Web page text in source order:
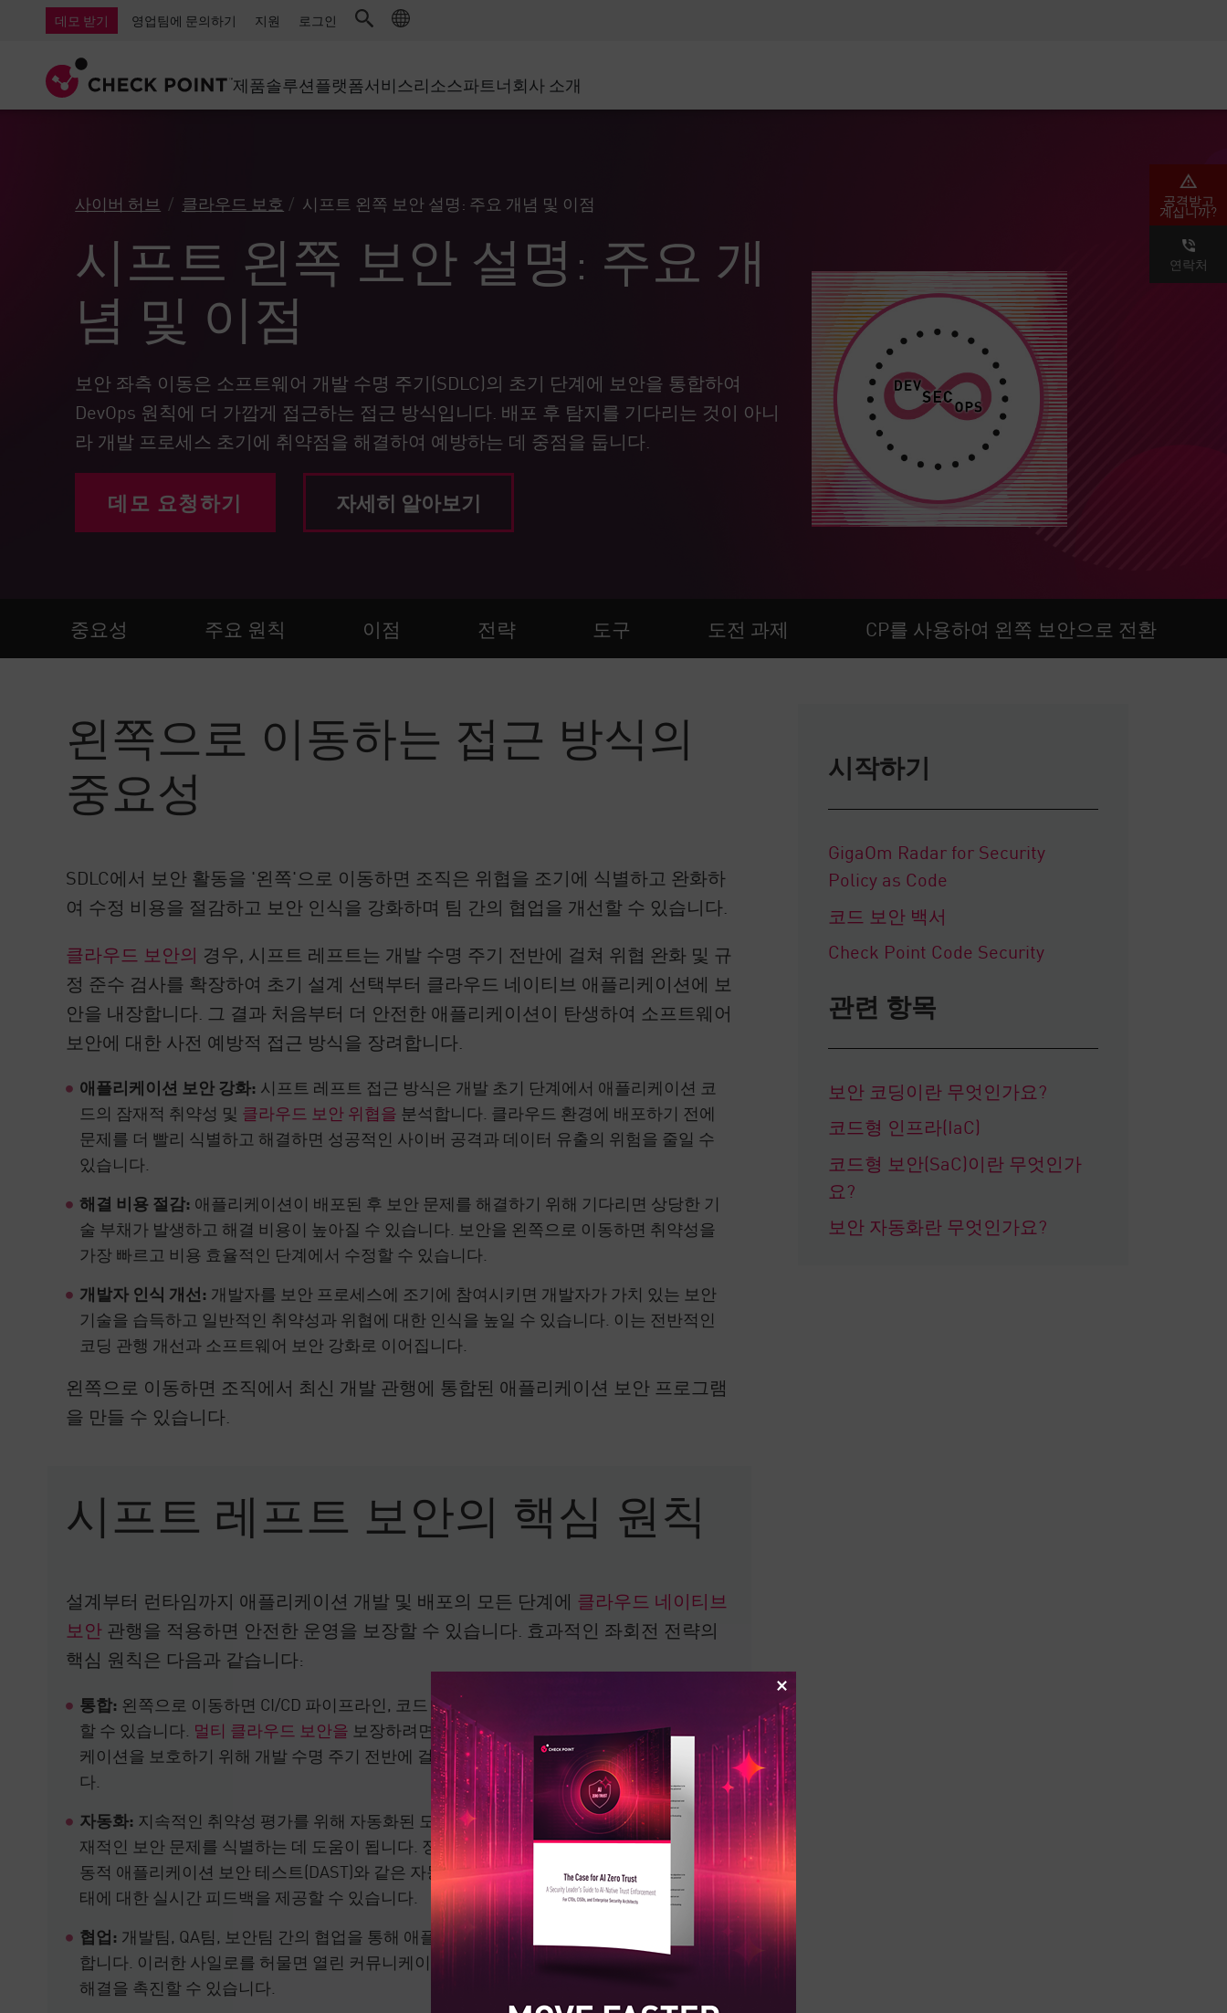
제품
중소기업을 위한 방화벽
산업용 방화벽
SD-WAN
원격 액세스 VPN
Agentic Network Security Orchestration
보안 관리 어플라이언스
AI 기반 보안 관리
업무 공간
모바일
엔드포인트
찾아보기
EXPOSURE MANAGEMENT
Cyber Asset Attack Surface Management
안전한 해결
AI 보안
Workforce AI Security
AI Red Teaming
제품 보기(A~Z)
솔루션
AI Network Firewall
AI Runtime Protection
안티 랜섬웨어
IoT 보안 솔루션
보안 접근 서비스 에지(SASE)
Threat Hunting
업종
통신사/서비스 제공업체
플랫폼서비스
탐지
응답
서비스형 관리 방화벽
지원 센터
전담 관리 서비스
PRO 지원
리소스이벤트 및 웨비나
파트너 Google Cloud Platform
회사 소개
데모 받기
영업팀에 문의하기 지원 로그인
사이버 허브 클라우드 보호 시프트 왼쪽 보안 설명: 주요 개념 및 이점
시프트 왼쪽 보안 설명: 주요 개
념 및 이점
보안 좌측 이동은 소프트웨어 개발 수명 주기(SDLC)의 초기 단계에 보안을 통합하여
DevOps 원칙에 더 가깝게 접근하는 접근 방식입니다. 배포 후 탐지를 기다리는 것이 아니
라 개발 프로세스 초기에 취약점을 해결하여 예방하는 데 중점을 둡니다.
데모 요청하기 자세히 알아보기
중요성 주요 원칙 이점 전략 도구 도전 과제 CP를 사용하여 왼쪽 보안으로 전환
왼쪽으로 이동하는 접근 방식의
중요성
SDLC에서 보안 활동을 '왼쪽'으로 이동하면 조직은 위협을 조기에 식별하고 완화하
여 수정 비용을 절감하고 보안 인식을 강화하며 팀 간의 협업을 개선할 수 있습니다.
클라우드 보안의 경우, 시프트 레프트는 개발 수명 주기 전반에 걸쳐 위협 완화 및 규
정 준수 검사를 확장하여 초기 설계 선택부터 클라우드 네이티브 애플리케이션에 보
안을 내장합니다. 그 결과 처음부터 더 안전한 애플리케이션이 탄생하여 소프트웨어
보안에 대한 사전 예방적 접근 방식을 장려합니다.
애플리케이션 보안 강화: 시프트 레프트 접근 방식은 개발 초기 단계에서 애플리케이션 코
드의 잠재적 취약성 및 클라우드 보안 위협을 분석합니다. 클라우드 환경에 배포하기 전에
문제를 더 빨리 식별하고 해결하면 성공적인 사이버 공격과 데이터 유출의 위험을 줄일 수
있습니다.
해결 비용 절감: 애플리케이션이 배포된 후 보안 문제를 해결하기 위해 기다리면 상당한 기
술 부채가 발생하고 해결 비용이 높아질 수 있습니다. 보안을 왼쪽으로 이동하면 취약성을
가장 빠르고 비용 효율적인 단계에서 수정할 수 있습니다.
개발자 인식 개선: 개발자를 보안 프로세스에 조기에 참여시키면 개발자가 가치 있는 보안
기술을 습득하고 일반적인 취약성과 위협에 대한 인식을 높일 수 있습니다. 이는 전반적인
코딩 관행 개선과 소프트웨어 보안 강화로 이어집니다.
왼쪽으로 이동하면 조직에서 최신 개발 관행에 통합된 애플리케이션 보안 프로그램
을 만들 수 있습니다.
시프트 레프트 보안의 핵심 원칙
설계부터 런타임까지 애플리케이션 개발 및 배포의 모든 단계에 클라우드 네이티브
보안 관행을 적용하면 안전한 운영을 보장할 수 있습니다. 효과적인 좌회전 전략의
핵심 원칙은 다음과 같습니다:
통합: 왼쪽으로 이동하면 CI/CD 파이프라인, 코드 리뷰 및 테스트 단계에 보안 검사를 통합
할 수 있습니다. 멀티 클라우드 보안을 보장하려면 다양한 클라우드 플랫폼에 배포된 애플리
케이션을 보호하기 위해 개발 수명 주기 전반에 걸쳐 보안 관행을 검토하고 통합해야 합니
다.
자동화: 지속적인 취약성 평가를 위해 자동화된 도구를 활용하면 개발 프로세스 초기에 잠
재적인 보안 문제를 식별하는 데 도움이 됩니다. 정적 애플리케이션 보안 테스트(SAST) 및
동적 애플리케이션 보안 테스트(DAST)와 같은 자동화된 솔루션을 SDLC에 통합하여 보안 상
태에 대한 실시간 피드백을 제공할 수 있습니다.
협업: 개발팀, QA팀, 보안팀 간의 협업을 통해 애플리케이션 보안에 대한 공동 책임을 장려
합니다. 이러한 사일로를 허물면 열린 커뮤니케이션, 집단적 문제 해결, 보안 문제의 신속한
해결을 촉진할 수 있습니다.
시작하기
GigaOm Radar for Security
Policy as Code
코드 보안 백서
Check Point Code Security
관련 항목
보안 코딩이란 무엇인가요?
코드형 인프라(IaC)
코드형 보안(SaC)이란 무엇인가
요?
보안 자동화란 무엇인가요?
공격받고
계십니까?
연락처